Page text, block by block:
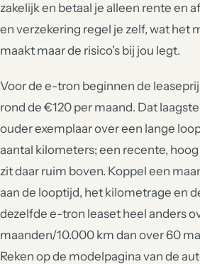
zakelijk en betaal je alleen rente en
en verzekering regel je zelf, wat het
maakt maar de risico's bij jou legt.
Voor de e-tron beginnen de
rond de €120 per maand. Dat
ouder exemplaar over een lange
aantal kilometers; een recente,
zit daar ruim boven. Koppel een
aan de looptijd, het kilometrage en
dezelfde e-tron leaset heel anders
maanden/10.000 km dan over 60
Reken op de modelpagina van de